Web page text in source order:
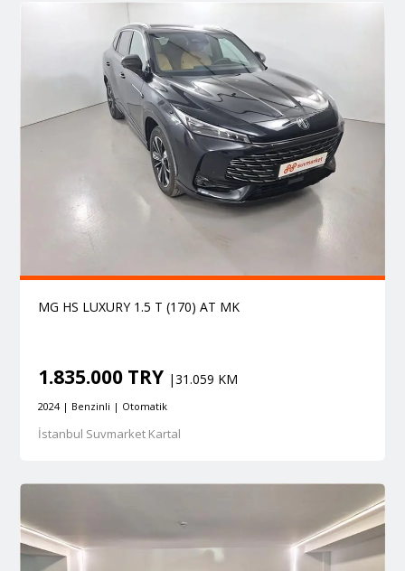
MG HS LUXURY 1.5 T (170) AT MK
1.835.000 TRY |31.059 KM
2024 | Benzinli | Otomatik
İstanbul Suvmarket Kartal